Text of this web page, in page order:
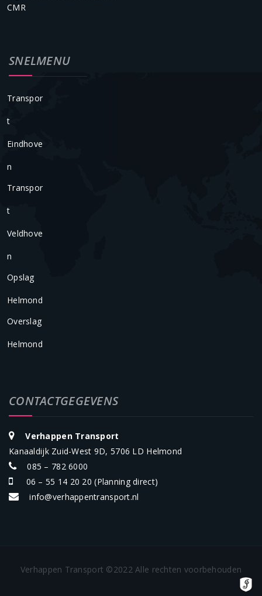
CMR
SNELMENU
Transpor
T
Eindhove
N
Transpor
T
Veldhove
N
Opslag
Helmond
Overslag
Helmond
CONTACTGEGEVENS
Verhappen Transport
Kanaaldijk Zuid-West 9D, 5706 LD Helmond
085 – 782 6000
06 – 55 14 20 20 (Planning direct)
info@verhappentransport.nl
Verhappen Transport ©2022 Alle rechten voorbehouden